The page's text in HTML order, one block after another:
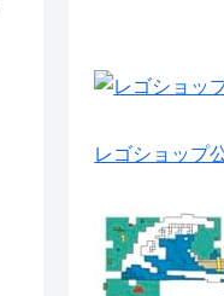
レゴショップ